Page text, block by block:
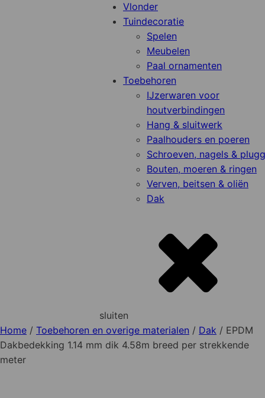
Vlonder
Tuindecoratie
Spelen
Meubelen
Paal ornamenten
Toebehoren
IJzerwaren voor
houtverbindingen
Hang & sluitwerk
Paalhouders en poeren
Schroeven, nagels &
Bouten, moeren & ringen
Verven, beitsen & oliën
Dak
sluiten
Home / Toebehoren en overige materialen / Dak / EPDM
Dakbedekking 1.14 mm dik 4.58m breed per strekkende
meter